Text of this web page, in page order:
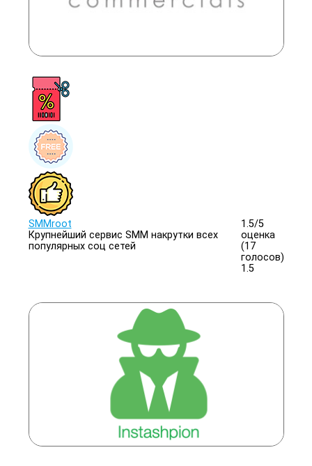
SMMroot
Крупнейший сервис SMM накрутки всех
популярных соц сетей
1.5/5
оценка
(17
голосов)
1.5